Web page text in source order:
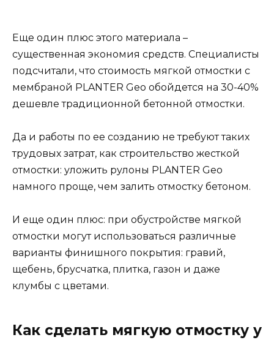
Еще один плюс этого материала –
существенная экономия средств. Специалисты
подсчитали, что стоимость мягкой отмостки с
мембраной PLANTER Geo обойдется на 30-40%
дешевле традиционной бетонной отмостки.
Да и работы по ее созданию не требуют таких
трудовых затрат, как строительство жесткой
отмостки: уложить рулоны PLANTER Geo
намного проще, чем залить отмостку бетоном.
И еще один плюс: при обустройстве мягкой
отмостки могут использоваться различные
варианты финишного покрытия: гравий,
щебень, брусчатка, плитка, газон и даже
клумбы с цветами.
Как сделать мягкую отмостку у